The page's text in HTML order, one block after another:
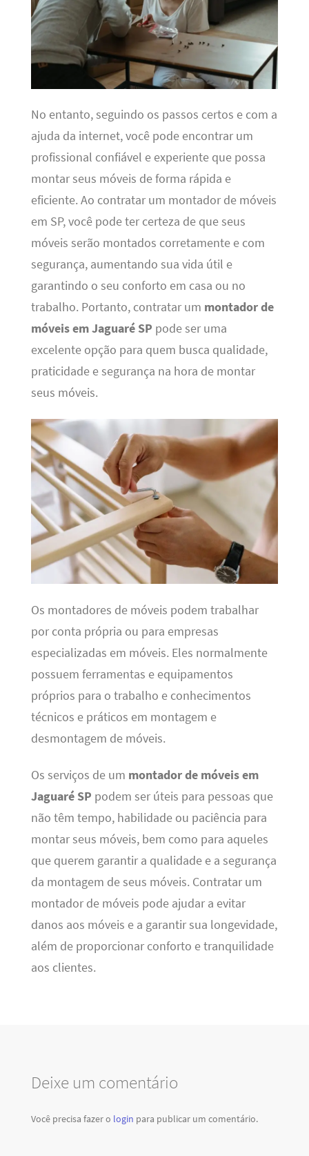
No entanto, seguindo os passos certos e com a
ajuda da internet, você pode encontrar um
profissional confiável e experiente que possa
montar seus móveis de forma rápida e
eficiente. Ao contratar um montador de móveis
em SP, você pode ter certeza de que seus
móveis serão montados corretamente e com
segurança, aumentando sua vida útil e
garantindo o seu conforto em casa ou no
trabalho. Portanto, contratar um montador de
móveis em Jaguaré SP pode ser uma
excelente opção para quem busca qualidade,
praticidade e segurança na hora de montar
seus móveis.
Os montadores de móveis podem trabalhar
por conta própria ou para empresas
especializadas em móveis. Eles normalmente
possuem ferramentas e equipamentos
próprios para o trabalho e conhecimentos
técnicos e práticos em montagem e
desmontagem de móveis.
Os serviços de um montador de móveis em
Jaguaré SP podem ser úteis para pessoas que
não têm tempo, habilidade ou paciência para
montar seus móveis, bem como para aqueles
que querem garantir a qualidade e a segurança
da montagem de seus móveis. Contratar um
montador de móveis pode ajudar a evitar
danos aos móveis e a garantir sua longevidade,
além de proporcionar conforto e tranquilidade
aos clientes.
Deixe um comentário
Você precisa fazer o login para publicar um comentário.